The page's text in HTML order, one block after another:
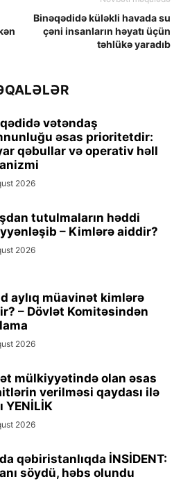
Binəqədidə küləkli havada su
çəni insanların həyatı üçün
təhlükə yaradıb
vətəndaş
əsas prioritetdir:
qəbullar və operativ həll
2026
tutulmaların həddi
– Kimlərə aiddir?
2026
aylıq müavinət kimlərə
– Dövlət Komitəsindən
2026
mülkiyyətində olan əsas
verilməsi qaydası ilə
YENİLİK
2026
qəbiristanlıqda İNSİDENT:
söydü, həbs olundu